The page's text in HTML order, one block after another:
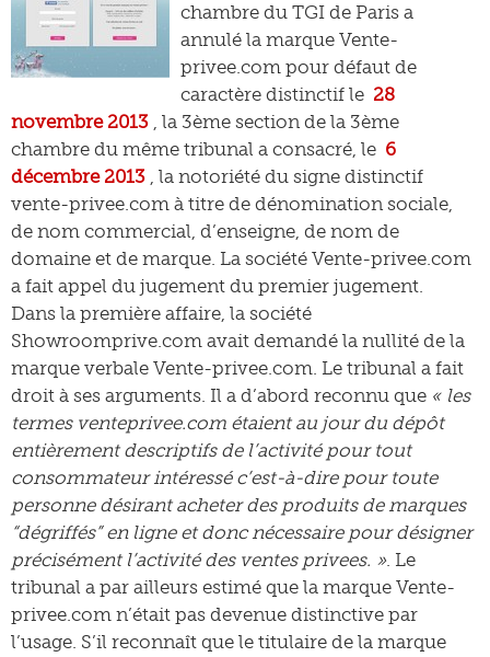
chambre du TGI de Paris a
annulé la marque Vente-
privee.com pour défaut de
caractère distinctif le 28
novembre 2013 , la 3ème section de la 3ème
chambre du même tribunal a consacré, le 6
décembre 2013 , la notoriété du signe distinctif
vente-privee.com à titre de dénomination sociale,
de nom commercial, d’enseigne, de nom de
domaine et de marque. La société Vente-privee.com
a fait appel du jugement du premier jugement.
Dans la première affaire, la société
Showroomprive.com avait demandé la nullité de la
marque verbale Vente-privee.com. Le tribunal a fait
droit à ses arguments. Il a d’abord reconnu que « les
termes venteprivee.com étaient au jour du dépôt
entièrement descriptifs de l’activité pour tout
consommateur intéressé c’est-à-dire pour toute
personne désirant acheter des produits de marques
“dégriffés” en ligne et donc nécessaire pour désigner
précisément l’activité des ventes privees. ». Le
tribunal a par ailleurs estimé que la marque Vente-
privee.com n’était pas devenue distinctive par
l’usage. S’il reconnaît que le titulaire de la marque